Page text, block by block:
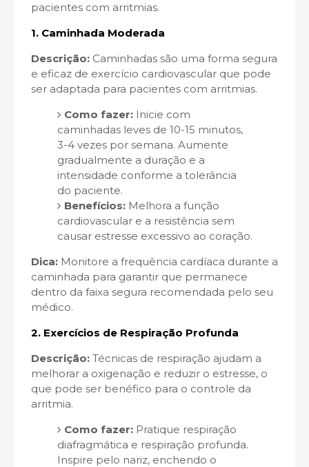
pacientes com arritmias.
1. Caminhada Moderada
Descrição: Caminhadas são uma forma segura
e eficaz de exercício cardiovascular que pode
ser adaptada para pacientes com arritmias.
Como fazer:Inicie com
caminhadas leves de 10-15 minutos,
3-4 vezes por semana. Aumente
gradualmente a duração e a
intensidade conforme a tolerância
do paciente.
Benefícios:Melhora a função
cardiovascular e a resistência sem
causar estresse excessivo ao coração.
Dica: Monitore a frequência cardíaca durante a
caminhada para garantir que permanece
dentro da faixa segura recomendada pelo seu
médico.
2. Exercícios de Respiração Profunda
Descrição: Técnicas de respiração ajudam a
melhorar a oxigenação e reduzir o estresse, o
que pode ser benéfico para o controle da
arritmia.
Como fazer:Pratique respiração
diafragmática e respiração profunda.
Inspire pelo nariz, enchendo o